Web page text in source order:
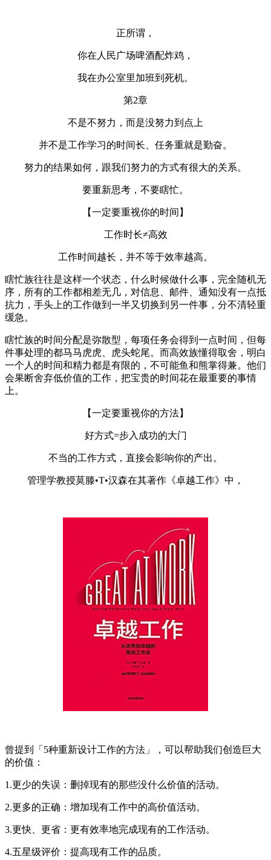
正所谓，
你在人民广场啤酒配炸鸡，
我在办公室里加班到死机。
第2章
不是不努力，而是没努力到点上
并不是工作学习的时间长、任务重就是勤奋。
努力的结果如何，跟我们努力的方式有很大的关系。
要重新思考，不要瞎忙。
【一定要重视你的时间】
工作时长≠高效
工作时间越长，并不等于效率越高。
瞎忙族往往是这样一个状态，什么时候做什么事，完全随机无
序，所有的工作都相差无几，对信息、邮件、通知没有一点抵
抗力，手头上的工作做到一半又切换到另一件事，分不清轻重
缓急。
瞎忙族的时间分配是弥散型，每项任务会得到一点时间，但每
件事处理的都马马虎虎、虎头蛇尾。而高效族懂得取舍，明白
一个人的时间和精力都是有限的，不可能鱼和熊掌得兼。他们
会果断舍弃低价值的工作，把宝贵的时间花在最重要的事情
上。
【一定要重视你的方法】
好方式=步入成功的大门
不当的工作方式，直接会影响你的产出。
管理学教授莫滕•T•汉森在其著作《卓越工作》中，
曾提到「5种重新设计工作的方法」，可以帮助我们创造巨大
的价值：
1.更少的失误：删掉现有的那些没什么价值的活动。
2.更多的正确：增加现有工作中的高价值活动。
3.更快、更省：更有效率地完成现有的工作活动。
4.五星级评价：提高现有工作的品质。